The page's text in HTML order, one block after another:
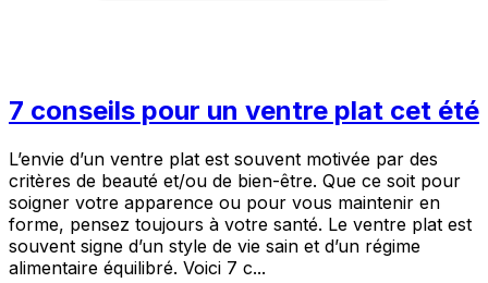
7 conseils pour un ventre plat cet été
L’envie d’un ventre plat est souvent motivée par des
critères de beauté et/ou de bien-être. Que ce soit pour
soigner votre apparence ou pour vous maintenir en
forme, pensez toujours à votre santé. Le ventre plat est
souvent signe d’un style de vie sain et d’un régime
alimentaire équilibré. Voici 7 c...